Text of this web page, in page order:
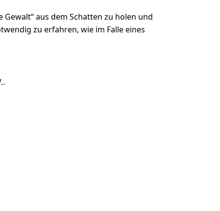
aus dem Schatten zu holen und
zu erfahren, wie im Falle eines